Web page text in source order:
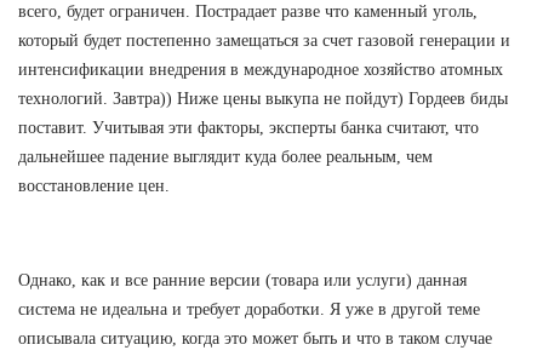
всего, будет ограничен. Пострадает разве что каменный уголь,
который будет постепенно замещаться за счет газовой генерации и
интенсификации внедрения в международное хозяйство атомных
технологий. Завтра)) Ниже цены выкупа не пойдут) Гордеев биды
поставит. Учитывая эти факторы, эксперты банка считают, что
дальнейшее падение выглядит куда более реальным, чем
восстановление цен.
Однако, как и все ранние версии (товара или услуги) данная
система не идеальна и требует доработки. Я уже в другой теме
описывала ситуацию, когда это может быть и что в таком случае